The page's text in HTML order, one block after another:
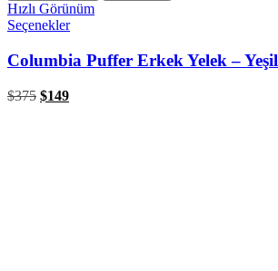
Hızlı Görünüm
Seçenekler
Columbia Puffer Erkek Yelek – Yeşil
$375 $149